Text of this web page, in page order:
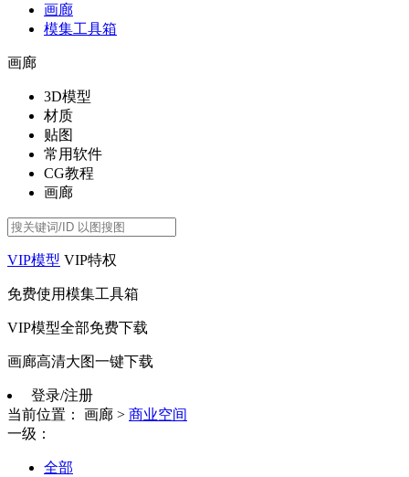
画廊
模集工具箱
画廊
3D模型
材质
贴图
常用软件
CG教程
画廊
VIP模型 VIP特权
免费使用模集工具箱
VIP模型全部免费下载
画廊高清大图一键下载
登录/注册
当前位置：
画廊 > 商业空间
一级：
全部